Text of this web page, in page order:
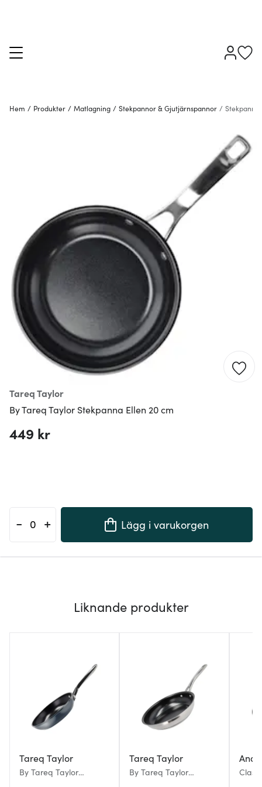
Hem / Produkter / Matlagning / Stekpannor & Gjutjärnspannor / Stekpannor
Tareq Taylor
By Tareq Taylor Stekpanna Ellen 20 cm
449 kr
- + Lägg i varukorgen
Liknande produkter
Tareq Taylor
By Tareq Taylor
Tareq Taylor
By Tareq Taylor